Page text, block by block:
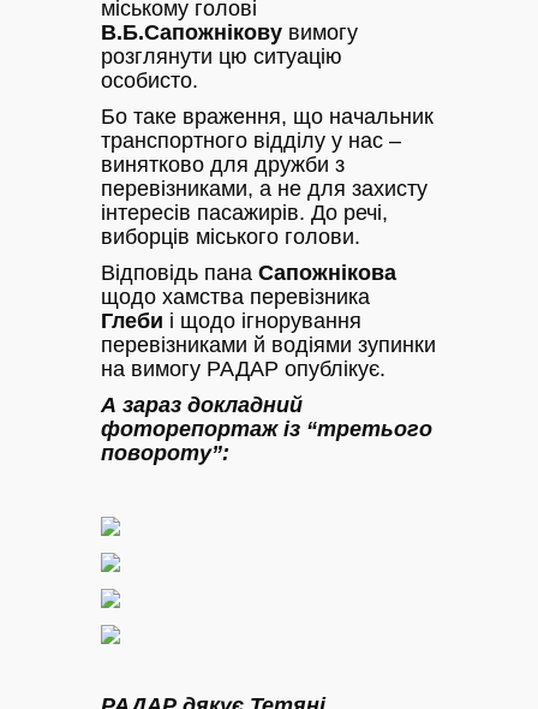
міському голові
В.Б.Сапожнікову вимогу
розглянути цю ситуацію
особисто.
Бо таке враження, що начальник
транспортного відділу у нас –
винятково для дружби з
перевізниками, а не для захисту
інтересів пасажирів. До речі,
виборців міського голови.
Відповідь пана Сапожнікова
щодо хамства перевізника
Глеби і щодо ігнорування
перевізниками й водіями зупинки
на вимогу РАДАР опублікує.
А зараз докладний
фоторепортаж із “третього
повороту”: